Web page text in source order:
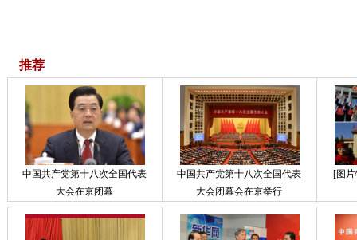
推荐
中国共产党第十八次全国代表
大会在京闭幕
中国共产党第十八次全国代表
大会闭幕会在京举行
[图